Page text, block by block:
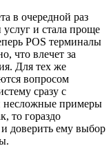
в очередной раз
и стала проще
POS терминалы
что влечет за
Для тех же
вопросом
сразу с
несложные примеры
то гораздо
и доверить ему выбор